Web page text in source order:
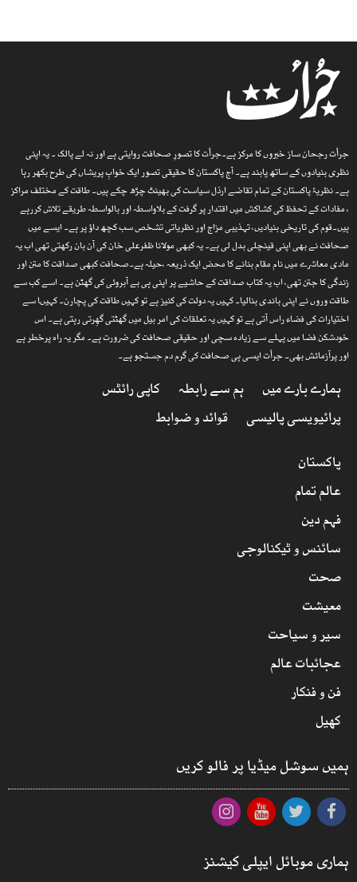
جرأت رجحان ساز خبروں کا مرکز ہے۔جرأت کا تصورِ صحافت روایتی ہے اور نہ لے پالک ۔ یہ اپنی
نظری بنیادوں کے ساتھ پابند ہے۔ آج پاکستان کا حقیقی تصور ایک خوابِ پریشاں کی طرح بکھر رہا
ہے۔ نظریۂ پاکستان کے تمام تقاضے ارذل سیاست کی بھینٹ چڑھ چکے ہیں۔ طاقت کے مختلف مراکز
، مفادات کے تحفظ کی کشاکش میں اقتدار پر گرفت کے بلاواسطہ اور بالواسطہ طریقے تلاش کررہے
ہیں۔قوم کی تاریخی بنیادیں، تہذیبی مزاج اور نظریاتی تشخص سب کچھ داؤ پر ہے۔ ایسے میں
صحافت نے بھی اپنی قینچلی بدل لی ہے۔ یہ کبھی مولانا ظفرعلی خان کی آن بان رکھتی تھی اب یہ
مادی معاشرے میں نام مقام بنانے کا محض ایک ذریعہ ،حیلہ ہے۔صحافت کبھی صداقت کا متن اور
زندگی کا جتن تھی، اب یہ کتاب صداقت کے حاشیے پر اپنی ہی بے آبروئی کی گھٹن ہے۔ اسے کب سے
طاقت وروں نے اپنی باندی بنالیا۔ کہیں یہ دولت کی کنیز ہے تو کہیں طاقت کی پچارن۔ کہیںا سے
اختیارات کی فضاء راس آتی ہے تو کہیں یہ تعلقات کی امر بیل میں گھٹتی گھِرتی رہتی ہے۔ اس
خودشکن فضا میں پہلے سے زیادہ سچی اور حقیقی صحافت کی ضرورت ہے۔ مگر یہ راہ پرخطر ہے
اور پرآزمائش بھی۔ جرأت ایسی ہی صحافت کی گرم دم جستجو ہے۔
ہمارے بارے میں ہم سے رابطہ
کاپی رائٹس
پرائیویسی پالیسی
قوائد و ضوابط
پاکستان
عالم تمام
فہم دین
سائنس و ٹیکنالوجی
صحت
معیشت
سیر و سیاحت
عجائبات عالم
فن و فنکار
کھیل
ہمیں سوشل میڈیا پر فالو کریں
ہماری موبائل ایپلی کیشنز